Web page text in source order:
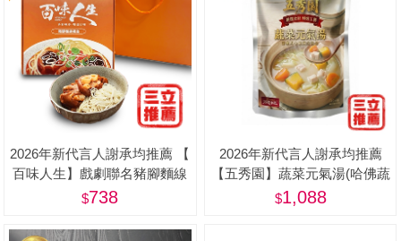
2026年新代言人謝承均推薦 【
百味人生】戲劇聯名豬腳麵線
限量禮盒(滷豬腳500g+麵線
食品追溯追蹤系統制度（一
738
2026年新代言人謝承均推薦
【五秀園】蔬菜元氣湯(哈佛蔬
菜湯) 8包特惠組(500g/包)-美
1,088